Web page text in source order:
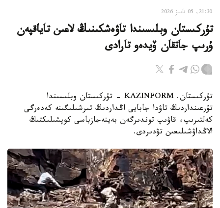
21:30, 05 تامىز 2026
تۇركىستان وبلىسىندا تاۋەشكىنىڭ لاعىن تاياقپەن
ۇرىپ جاتقان ۆيدەو تارادى
تۇركىستان. KAZINFORM - تۇركىستان وبلىسىندا
تۇرعىنداردىڭ تاۋدا جابايى اڭداردىڭ تىرشىلىگىنە كەدەرگى
كەلتىرىپ، قاۋىپ توندىرگەن بەينەجازباسى كوپشىلىكتىڭ
الاڭداۋشىلىعىن تۋدىردى.